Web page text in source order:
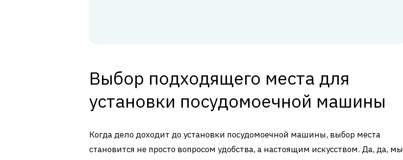
Выбор подходящего места для
установки посудомоечной машины
Когда дело доходит до установки посудомоечной машины, выбор места
становится не просто вопросом удобства, а настоящим искусством. Да, да, мы